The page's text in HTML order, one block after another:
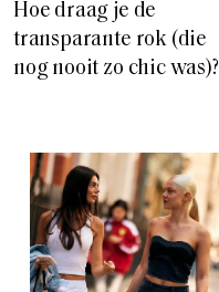
Hoe draag je de
transparante rok (die
nog nooit zo chic was)?